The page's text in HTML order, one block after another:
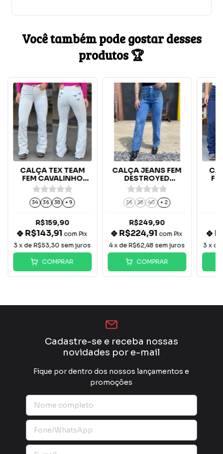
Você também pode gostar desses
produtos 🏆
CALÇA TEX TEAM
FEM CAVALINHO
AZUL - BRANCA
34 36 38 + 9
R$159,90
R$143,91com Pix
3 x deR$53,30 sem juros
COMPRAR
CALÇA JEANS FEM
DESTROYED
DETALHADA
36 38 40 + 2
R$249,90
R$224,91com Pix
4 x deR$62,48 sem juros
COMPRAR
3 x de
Cadastre-se e receba nossas
novidades por e-mail
Fique por dentro dos nossos lançamentos e
promoções